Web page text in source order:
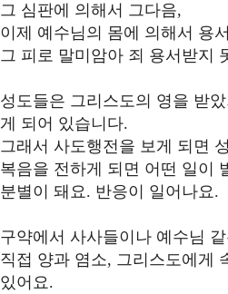
그 심판에 의해서 그다음,
이제 예수님의 몸에 의해서 용
그 피로 말미암아 죄 용서받지
성도들은 그리스도의 영을 받
게 되어 있습니다.
그래서 사도행전을 보게 되면
복음을 전하게 되면 어떤 일이
분별이 돼요. 반응이 일어나요.
구약에서 사사들이나 예수님
직접 양과 염소, 그리스도에게
있어요.